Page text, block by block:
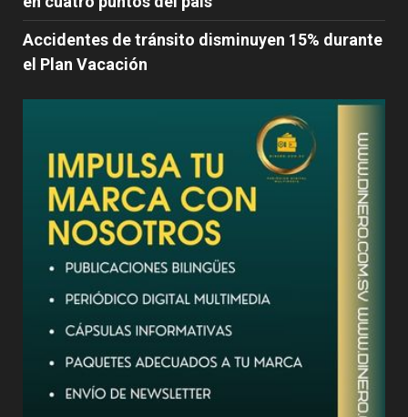
Accidentes de tránsito disminuyen 15% durante
el Plan Vacación